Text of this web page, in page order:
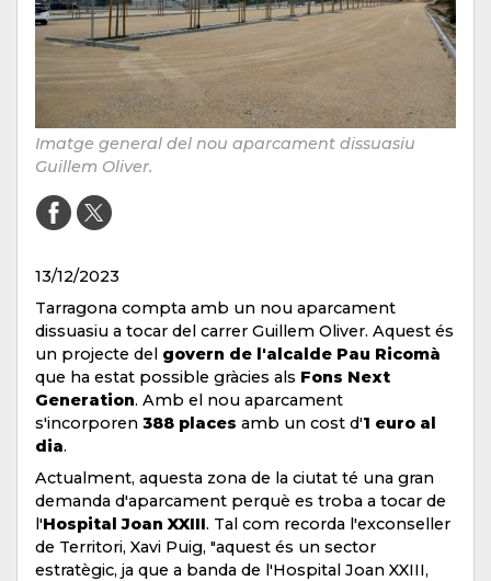
Imatge general del nou aparcament dissuasiu
Guillem Oliver.
13/12/2023
Tarragona compta amb un nou aparcament
dissuasiu a tocar del carrer Guillem Oliver. Aquest és
un projecte del govern de l'alcalde Pau Ricomà
que ha estat possible gràcies als Fons Next
Generation. Amb el nou aparcament
s'incorporen 388 places amb un cost d'1 euro al
dia.
Actualment, aquesta zona de la ciutat té una gran
demanda d'aparcament perquè es troba a tocar de
l'Hospital Joan XXIII. Tal com recorda l'exconseller
de Territori, Xavi Puig, "aquest és un sector
estratègic, ja que a banda de l'Hospital Joan XXIII,